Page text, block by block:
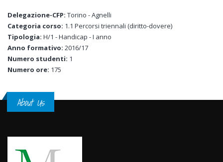
Delegazione-CFP: Torino - Agnelli
Categoria corso: 1.1 Percorsi triennali (diritto-dovere)
Tipologia: H/1 - Handicap - I anno
Anno formativo: 2016/17
Numero studenti: 1
Numero ore: 175
About Us